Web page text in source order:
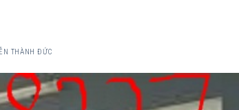
THÀNH ĐỨC